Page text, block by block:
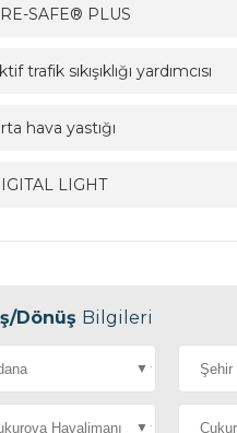
SAFE® PLUS
trafik sıkışıklığı yardımcısı
hava yastığı
LIGHT
Dönüş Bilgileri